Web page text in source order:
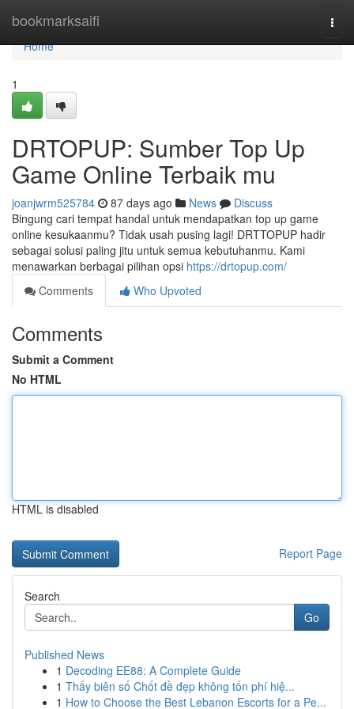
bookmarksaifi
Home
Home
1
DRTOPUP: Sumber Top Up
Game Online Terbaik mu
joanjwrm525784 87 days ago News
Discuss
Bingung cari tempat handal untuk mendapatkan top up game
online kesukaanmu? Tidak usah pusing lagi! DRTTOPUP hadir
sebagai solusi paling jitu untuk semua kebutuhanmu. Kami
menawarkan berbagai pilihan opsi https://drtopup.com/
Comments
Who Upvoted
Comments
Submit a Comment
No HTML
HTML is disabled
Report Page
Search
Go
Published News
1 Decoding EE88: A Complete Guide
1 Thấy biên số Chốt đề đẹp không tốn phí hiệ...
1 How to Choose the Best Lebanon Escorts for a Pe...